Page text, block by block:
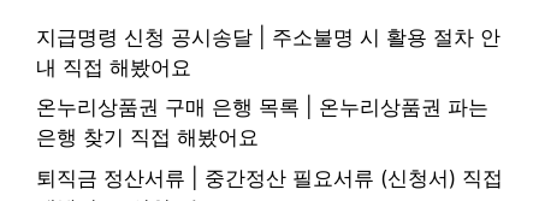
지급명령 신청 공시송달 | 주소불명 시 활용 절차 안
내 직접 해봤어요
온누리상품권 구매 은행 목록 | 온누리상품권 파는
은행 찾기 직접 해봤어요
퇴직금 정산서류 | 중간정산 필요서류 (신청서) 직접